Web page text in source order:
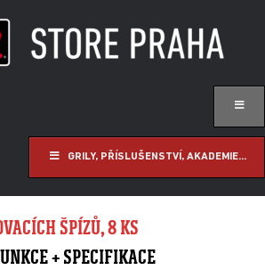
GRILY, PŘÍSLUŠENSTVÍ, AKADEMIE...
ŠPÍZŮ, 8 KS
+ SPECIFIKACE